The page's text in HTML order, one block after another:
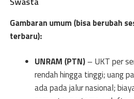
Gambaran umum (bisa berubah
terbaru):
UNRAM (PTN)– UKT per
rendah hingga tinggi; uang
ada pada jalur nasional;